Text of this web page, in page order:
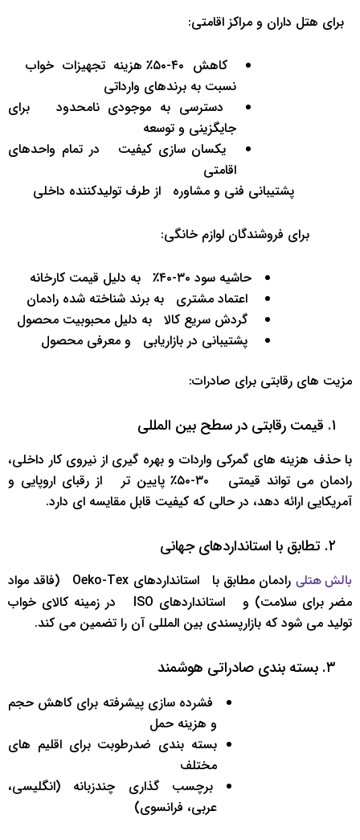
‌ ‌ برای هتل ‌داران و مراکز اقامتی:
‌کاهش ۴۰-۵۰٪ هزینه تجهیزات خواب ‌ ‌
نسبت به برندهای وارداتی
‌ ‌دسترسی به موجودی نامحدود ‌ ‌ برای
جایگزینی و توسعه
‌ ‌یکسان ‌سازی کیفیت ‌ ‌ در تمام واحدهای
اقامتی
‌پشتیبانی فنی و مشاوره ‌ ‌ از طرف تولیدکننده داخلی
‌ برای فروشندگان لوازم خانگی:
‌حاشیه سود ۳۰-۴۰٪ ‌ ‌ به دلیل قیمت کارخانه
‌ ‌اعتماد مشتری ‌ ‌ به برند شناخته ‌شده رادمان
‌ ‌گردش سریع کالا ‌ ‌ به دلیل محبوبیت محصول
‌ ‌پشتیبانی در بازاریابی ‌ ‌ و معرفی محصول
مزیت ‌های رقابتی برای صادرات:
با حذف هزینه ‌های گمرکی واردات و بهره ‌گیری از نیروی کار داخلی،
رادمان می ‌تواند قیمتی ‌ ‌۳۰-۵۰٪ پایین ‌تر ‌ ‌ از رقبای اروپایی و
آمریکایی ارائه دهد، در حالی که کیفیت قابل مقایسه ‌ای دارد.
بالش هتلی
رادمان مطابق با ‌ ‌استانداردهای Oeko-Tex ‌ ‌ (فاقد مواد
مضر برای سلامت) و ‌ ‌استانداردهای ISO ‌ ‌ در زمینه کالای خواب
تولید می ‌شود که بازارپسندی بین ‌المللی آن را تضمین می ‌کند.
فشرده ‌سازی پیشرفته برای کاهش حجم
و هزینه حمل
بسته ‌بندی ضدرطوبت برای اقلیم ‌های
مختلف
برچسب ‌گذاری چندزبانه (انگلیسی،
عربی، فرانسوی)